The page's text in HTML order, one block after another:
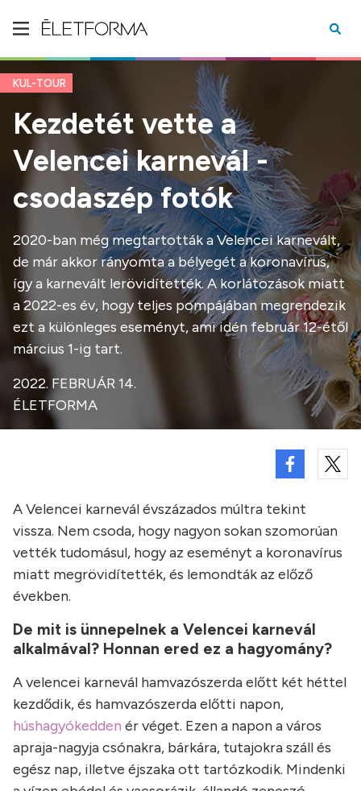
KUL-TOUR
Kezdetét vette a
Velencei karnevál -
csodaszép fotók
2020-ban még megtartották a Velencei karnevált,
de már akkor rányomta a bélyegét a koronavírus,
így a karnevált lerövidítették. A korlátozások miatt
a 2022-es év, hogy teljes pompájában megrendezik
ezt a különleges eseményt, ami idén február 12-étől
március 1-ig tart.
2022. FEBRUÁR 14.
ÉLETFORMA
A Velencei karnevál évszázados múltra tekint
vissza. Nem csoda, hogy nagyon sokan szomorúan
vették tudomásul, hogy az eseményt a koronavírus
miatt megrövidítették, és lemondták az előző
években.
De mit is ünnepelnek a Velencei karnevál
alkalmával? Honnan ered ez a hagyomány?
A velencei karnevál hamvazószerda előtt két héttel
kezdődik, és hamvazószerda előtti napon,
húshagyókedden ér véget. Ezen a napon a város
apraja-nagyja csónakra, bárkára, tutajokra száll és
egész nap, illetve éjszaka ott tartózkodik. Mindenki